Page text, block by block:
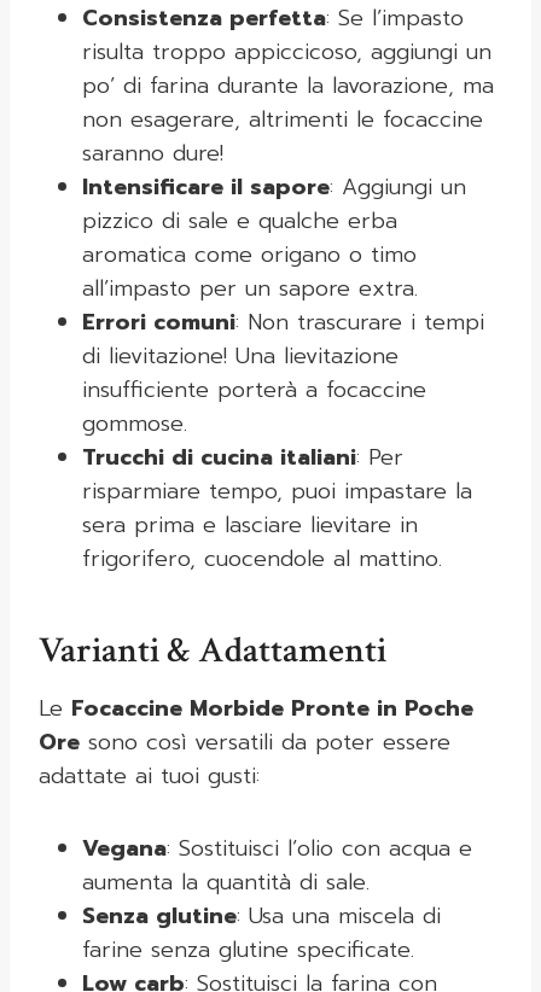
Consistenza perfetta: Se l’impasto
risulta troppo appiccicoso, aggiungi un
po’ di farina durante la lavorazione, ma
non esagerare, altrimenti le focaccine
saranno dure!
Intensificare il sapore: Aggiungi un
pizzico di sale e qualche erba
aromatica come origano o timo
all’impasto per un sapore extra.
Errori comuni: Non trascurare i tempi
di lievitazione! Una lievitazione
insufficiente porterà a focaccine
gommose.
Trucchi di cucina italiani: Per
risparmiare tempo, puoi impastare la
sera prima e lasciare lievitare in
frigorifero, cuocendole al mattino.
Varianti & Adattamenti
Le Focaccine Morbide Pronte in Poche
Ore sono così versatili da poter essere
adattate ai tuoi gusti:
Vegana: Sostituisci l’olio con acqua e
aumenta la quantità di sale.
Senza glutine: Usa una miscela di
farine senza glutine specificate.
Low carb: Sostituisci la farina con